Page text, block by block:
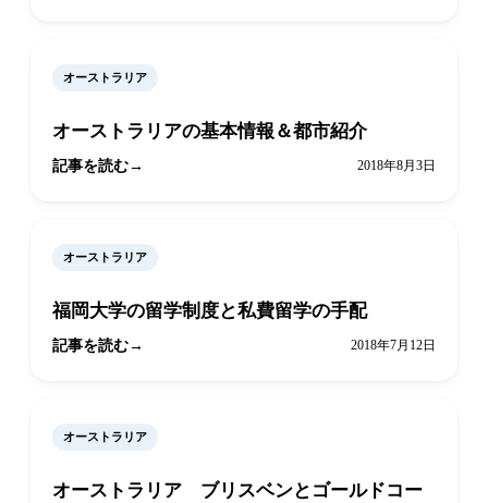
オーストラリア
オーストラリアの基本情報＆都市紹介
記事を読む 2018年8月3日
オーストラリア
福岡大学の留学制度と私費留学の手配
記事を読む 2018年7月12日
オーストラリア
オーストラリア ブリスベンとゴールドコー